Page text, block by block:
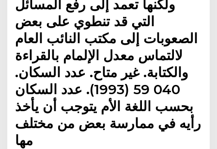
ولكنها تعمد إلى رفع المسائل
التي قد تنطوي على بعض
الصعوبات إلى مكتب النائب العام
لالتماس معدل الإلمام بالقراءة
والكتابة. غير متاح. عدد السكان.
040 59 (1993). عدد السكان
بحسب اللغة الأم يتوجب أن يأخذ
رأيه في ممارسة بعض من مختلف
مها